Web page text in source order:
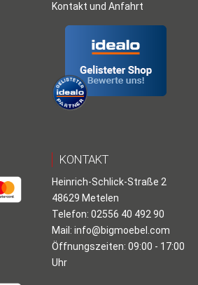
Kontakt und Anfahrt
KONTAKT
Heinrich-Schlick-Straße 2
48629 Metelen
Telefon: 02556 40 492 90
Mail: info@bigmoebel.com
Öffnungszeiten: 09:00 - 17:00
Uhr